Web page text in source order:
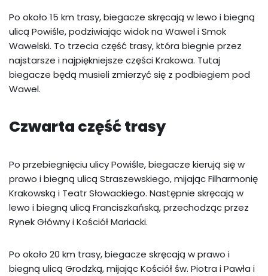
Po około 15 km trasy, biegacze skręcają w lewo i biegną
ulicą Powiśle, podziwiając widok na Wawel i Smok
Wawelski. To trzecia część trasy, która biegnie przez
najstarsze i najpiękniejsze części Krakowa. Tutaj
biegacze będą musieli zmierzyć się z podbiegiem pod
Wawel.
Czwarta część trasy
Po przebiegnięciu ulicy Powiśle, biegacze kierują się w
prawo i biegną ulicą Straszewskiego, mijając Filharmonię
Krakowską i Teatr Słowackiego. Następnie skręcają w
lewo i biegną ulicą Franciszkańską, przechodząc przez
Rynek Główny i Kościół Mariacki.
Po około 20 km trasy, biegacze skręcają w prawo i
biegną ulicą Grodzką, mijając Kościół św. Piotra i Pawła i